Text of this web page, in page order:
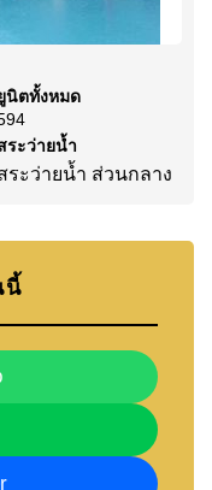
นิตทั้งหมด
ระว่ายน้ำ
ระว่ายน้ำ ส่วนกลาง
นี้